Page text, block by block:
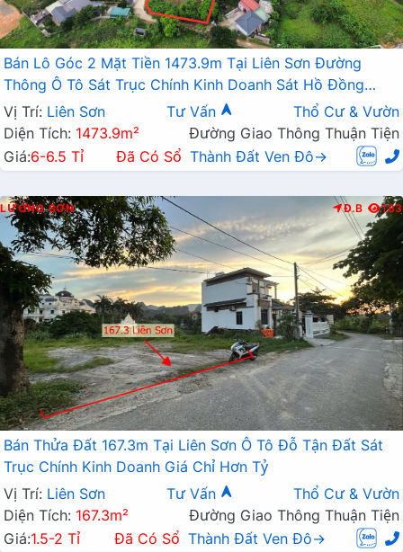
Bán Lô Góc 2 Mặt Tiền 1473.9m Tại Liên Sơn Đường
Thông Ô Tô Sát Trục Chính Kinh Doanh Sát Hồ Đồng
Sương
Vị Trí: Liên Sơn Tư Vấn
Thổ Cư & Vườn
Diện Tích: 1473.9m²
Đường Giao Thông Thuận Tiện
Giá:6-6.5 Tỉ Đã Có Sổ Thành Đất Ven Đô→
LƯƠNG SƠN Đ.B 183
Bán Thửa Đất 167.3m Tại Liên Sơn Ô Tô Đỗ Tận Đất Sát
Trục Chính Kinh Doanh Giá Chỉ Hơn Tỷ
Vị Trí: Liên Sơn Tư Vấn
Thổ Cư & Vườn
Diện Tích: 167.3m²
Đường Giao Thông Thuận Tiện
Giá:1.5-2 Tỉ Đã Có Sổ Thành Đất Ven Đô→